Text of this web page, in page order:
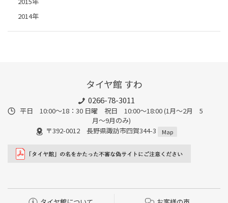
2014年
タイヤ館 すわ
0266-78-3011
平日 10:00〜18：30 日曜 祝日 10:00〜18:00 (1月〜2月 5
月〜9月のみ)
〒392-0012 長野県諏訪市四賀344-3
Map